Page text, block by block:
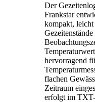
Der
Frankstar
kompakt, leicht
hervorragend
flachen
Zeitraum
erfolgt im